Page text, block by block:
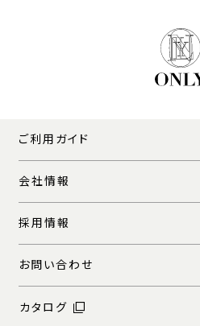
ご利用ガイド
会社情報
採用情報
お問い合わせ
カタログ